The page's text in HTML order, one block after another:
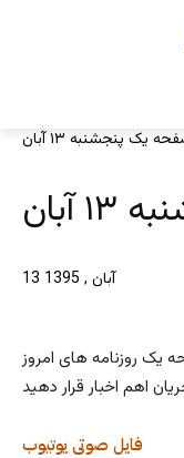
یک پنجشنبه ۱۳ آبان
13 آبان , 1395
یک روزنامه های امروز
یوتیوب فایل صوتی